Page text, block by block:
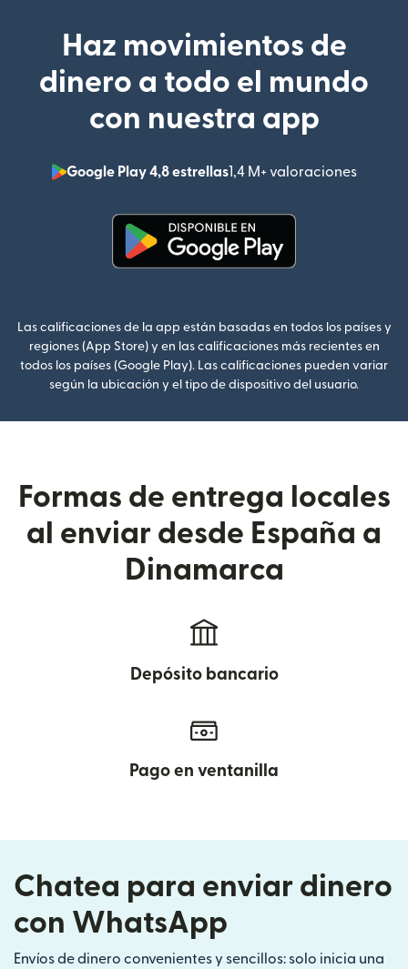
Haz movimientos de
dinero a todo el mundo
con nuestra app
Google Play 4,8 estrellas1,4 M+ valoraciones
(se
Las calificaciones de la app están basadas en todos los países y
regiones (App Store) y en las calificaciones más recientes en
todos los países (Google Play). Las calificaciones pueden variar
según la ubicación y el tipo de dispositivo del usuario.
Formas de entrega locales
al enviar desde España a
Dinamarca
Depósito bancario
Pago en ventanilla
Chatea para enviar dinero
con WhatsApp
Envíos de dinero convenientes y sencillos: solo inicia una